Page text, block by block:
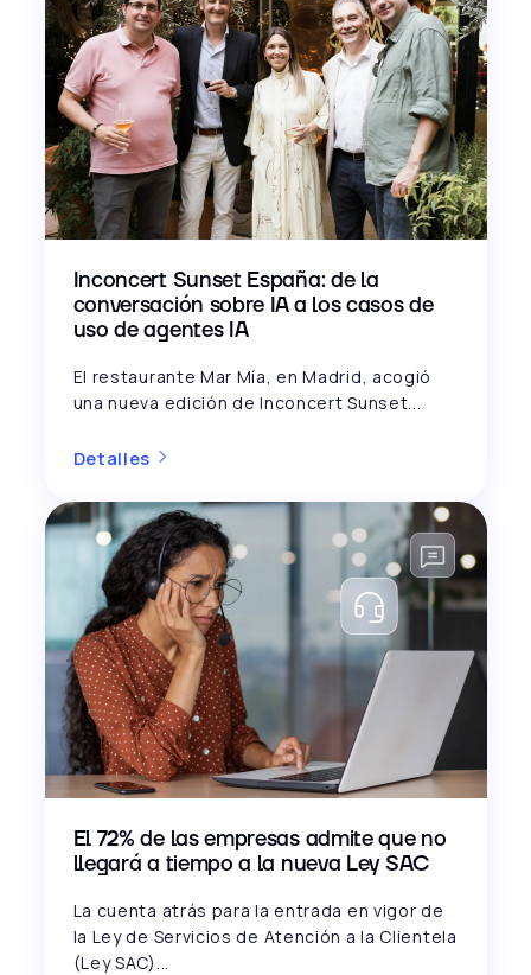
Inconcert Sunset España: de la
conversación sobre IA a los casos de
uso de agentes IA
El restaurante Mar Mía, en Madrid, acogió
una nueva edición de Inconcert Sunset...
Detalles
El 72% de las empresas admite que no
llegará a tiempo a la nueva Ley SAC
La cuenta atrás para la entrada en vigor de
la Ley de Servicios de Atención a la Clientela
(Ley SAC)...